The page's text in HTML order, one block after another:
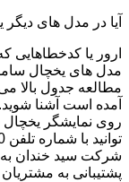
آیا در مدل های
مدل های یخچال
مطالعه جدول بالا
آمده است آشنا
روی نمایشگر
پشتیبانی به